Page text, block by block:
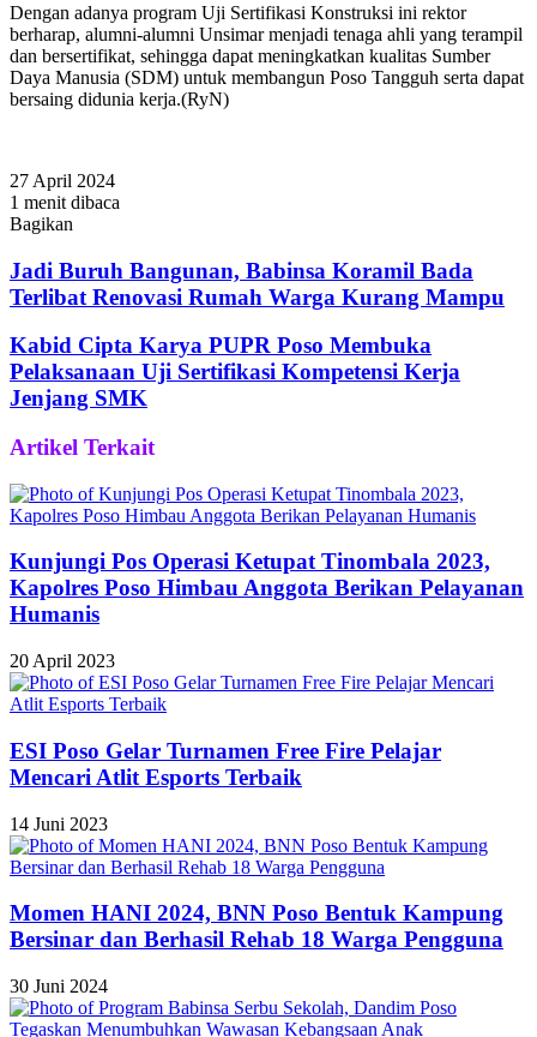
Dengan adanya program Uji Sertifikasi Konstruksi ini rektor
berharap, alumni-alumni Unsimar menjadi tenaga ahli yang terampil
dan bersertifikat, sehingga dapat meningkatkan kualitas Sumber
Daya Manusia (SDM) untuk membangun Poso Tangguh serta dapat
bersaing didunia kerja.(RyN)
27 April 2024
1 menit dibaca
Bagikan
via
Email
Jadi Buruh Bangunan, Babinsa Koramil Bada
Terlibat Renovasi Rumah Warga Kurang Mampu
Kabid Cipta Karya PUPR Poso Membuka
Pelaksanaan Uji Sertifikasi Kompetensi Kerja
Jenjang SMK
Artikel Terkait
Kunjungi Pos Operasi Ketupat Tinombala 2023,
Kapolres Poso Himbau Anggota Berikan Pelayanan
Humanis
20 April 2023
ESI Poso Gelar Turnamen Free Fire Pelajar
Mencari Atlit Esports Terbaik
14 Juni 2023
Momen HANI 2024, BNN Poso Bentuk Kampung
Bersinar dan Berhasil Rehab 18 Warga Pengguna
30 Juni 2024